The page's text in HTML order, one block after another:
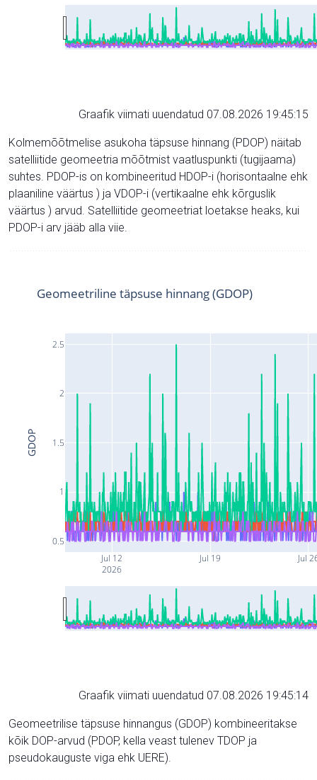
Graafik viimati uuendatud 07.08.2026 19:45:15
Kolmemõõtmelise asukoha täpsuse hinnang (PDOP) näitab
satelliitide geomeetria mõõtmist vaatluspunkti (tugijaama)
suhtes. PDOP-is on kombineeritud HDOP-i (horisontaalne ehk
plaaniline väärtus ) ja VDOP-i (vertikaalne ehk kõrguslik
väärtus ) arvud. Satelliitide geomeetriat loetakse heaks, kui
PDOP-i arv jääb alla viie.
Jul 12
2026
Jul 19 Jul
0.5
1
1.5
2
2.5
Geomeetriline täpsuse hinnang (GDOP)
GDOP
Graafik viimati uuendatud 07.08.2026 19:45:14
Geomeetrilise täpsuse hinnangus (GDOP) kombineeritakse
kõik DOP-arvud (PDOP, kella veast tulenev TDOP ja
pseudokauguste viga ehk UERE).